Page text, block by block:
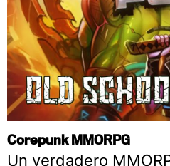
Corepunk MMORPG
Un verdadero